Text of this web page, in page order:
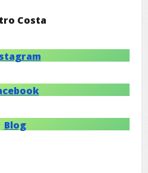
Costa
Blog